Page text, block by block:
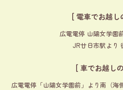
[ 電車でお越し
広電電停 山陽女学園
JR廿日市駅より
[ 車でお越し
広電電停「山陽女学園前」より南（海